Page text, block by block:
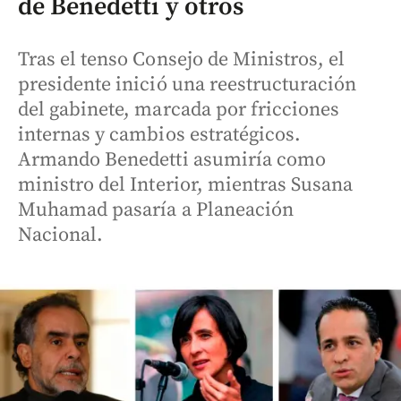
de Benedetti y otros
Tras el tenso Consejo de Ministros, el
presidente inició una reestructuración
del gabinete, marcada por fricciones
internas y cambios estratégicos.
Armando Benedetti asumiría como
ministro del Interior, mientras Susana
Muhamad pasaría a Planeación
Nacional.